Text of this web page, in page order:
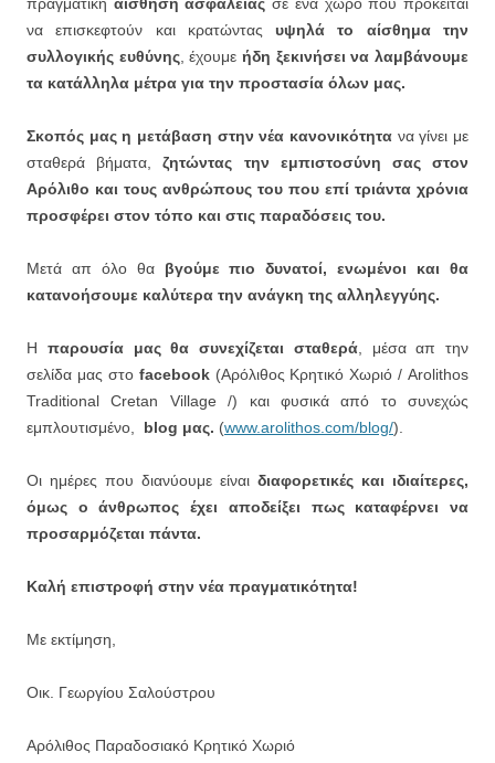
να επισκεφτούν και κρατώνταςυψηλά το αίσθημα την
συλλογικής ευθύνης, έχουμεήδη ξεκινήσει να λαμβάνουμε
τα κατάλληλα μέτρα για την προστασία όλων μας.
Σκοπός μας η μετάβαση στην νέα κανονικότητα να γίνει με
σταθερά βήματα,ζητώντας την εμπιστοσύνη σας στον
Αρόλιθο και τους ανθρώπους του που επί τριάντα χρόνια
προσφέρει στον τόπο και στις παραδόσεις του.
Μετά απ όλο θα βγούμε πιο δυνατοί, ενωμένοι και θα
κατανοήσουμε καλύτερα την ανάγκη της αλληλεγγύης.
Η παρουσία μας θα συνεχίζεται σταθερά, μέσα απ την
σελίδα μας στο facebook (Αρόλιθος Κρητικό Χωριό / Arolithos
Traditional Cretan Village /) και φυσικά από το συνεχώς
εμπλουτισμένο, blog μας. (www.arolithos.com/blog/).
Οι ημέρες που διανύουμε είναι διαφορετικές και ιδιαίτερες,
όμως ο άνθρωπος έχει αποδείξει πως καταφέρνει να
προσαρμόζεται πάντα.
Καλή επιστροφή στην νέα πραγματικότητα!
Με εκτίμηση,
Οικ. Γεωργίου Σαλούστρου
Αρόλιθος Παραδοσιακό Κρητικό Χωριό